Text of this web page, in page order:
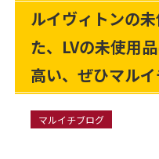
ルイヴィトンの
た、LVの未使用
高い、ぜひマルイ
マルイチブログ